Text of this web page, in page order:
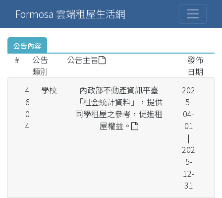
Formosa 雲端租屋生活網
公告內容
#
公告
類別
公告主旨
發佈
日期
4
6
0
4
學校
內政部不動產資訊平臺
「租金統計資料」，提供
同學租屋之參考，促進租
屋權益。
202
5-
04-
01
|
202
5-
12-
31